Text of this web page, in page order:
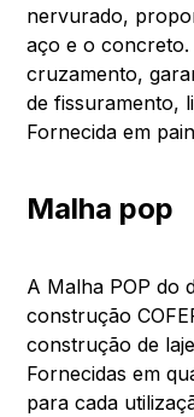
nervurado,
aço e o concreto.
cruzamento,
de fissuramento,
Fornecida em
Malha pop
A Malha POP do
construção
construção de
Fornecidas em
para cada